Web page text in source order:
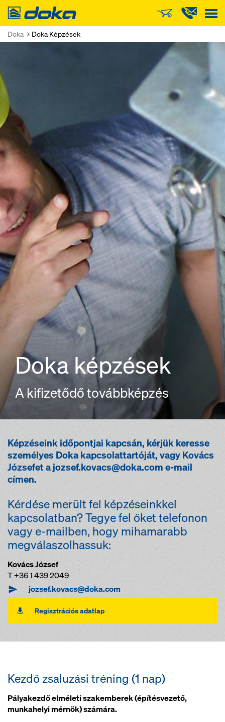
Doka
Doka Doka Képzések
Doka képzések
A kifizetődő továbbképzés
Képzéseink időpontjai kapcsán, kérjük keresse
személyes Doka kapcsolattartóját, vagy Kovács
Józsefet a jozsef.kovacs@doka.com e-mail
címen.
Kérdése merült fel képzéseinkkel
kapcsolatban? Tegye fel őket telefonon
vagy e-mailben, hogy mihamarabb
megválaszolhassuk:
Kovács József
T +36 1 439 2049
jozsef.kovacs@doka.com
Regisztrációs adatlap
Kezdő zsaluzási tréning (1 nap)
Pályakezdő elméleti szakemberek (építésvezető,
munkahelyi mérnök) számára.